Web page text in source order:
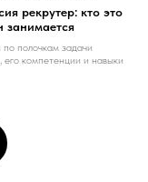
рекрутер: кто это
занимается
по полочкам задачи
его компетенции и навыки